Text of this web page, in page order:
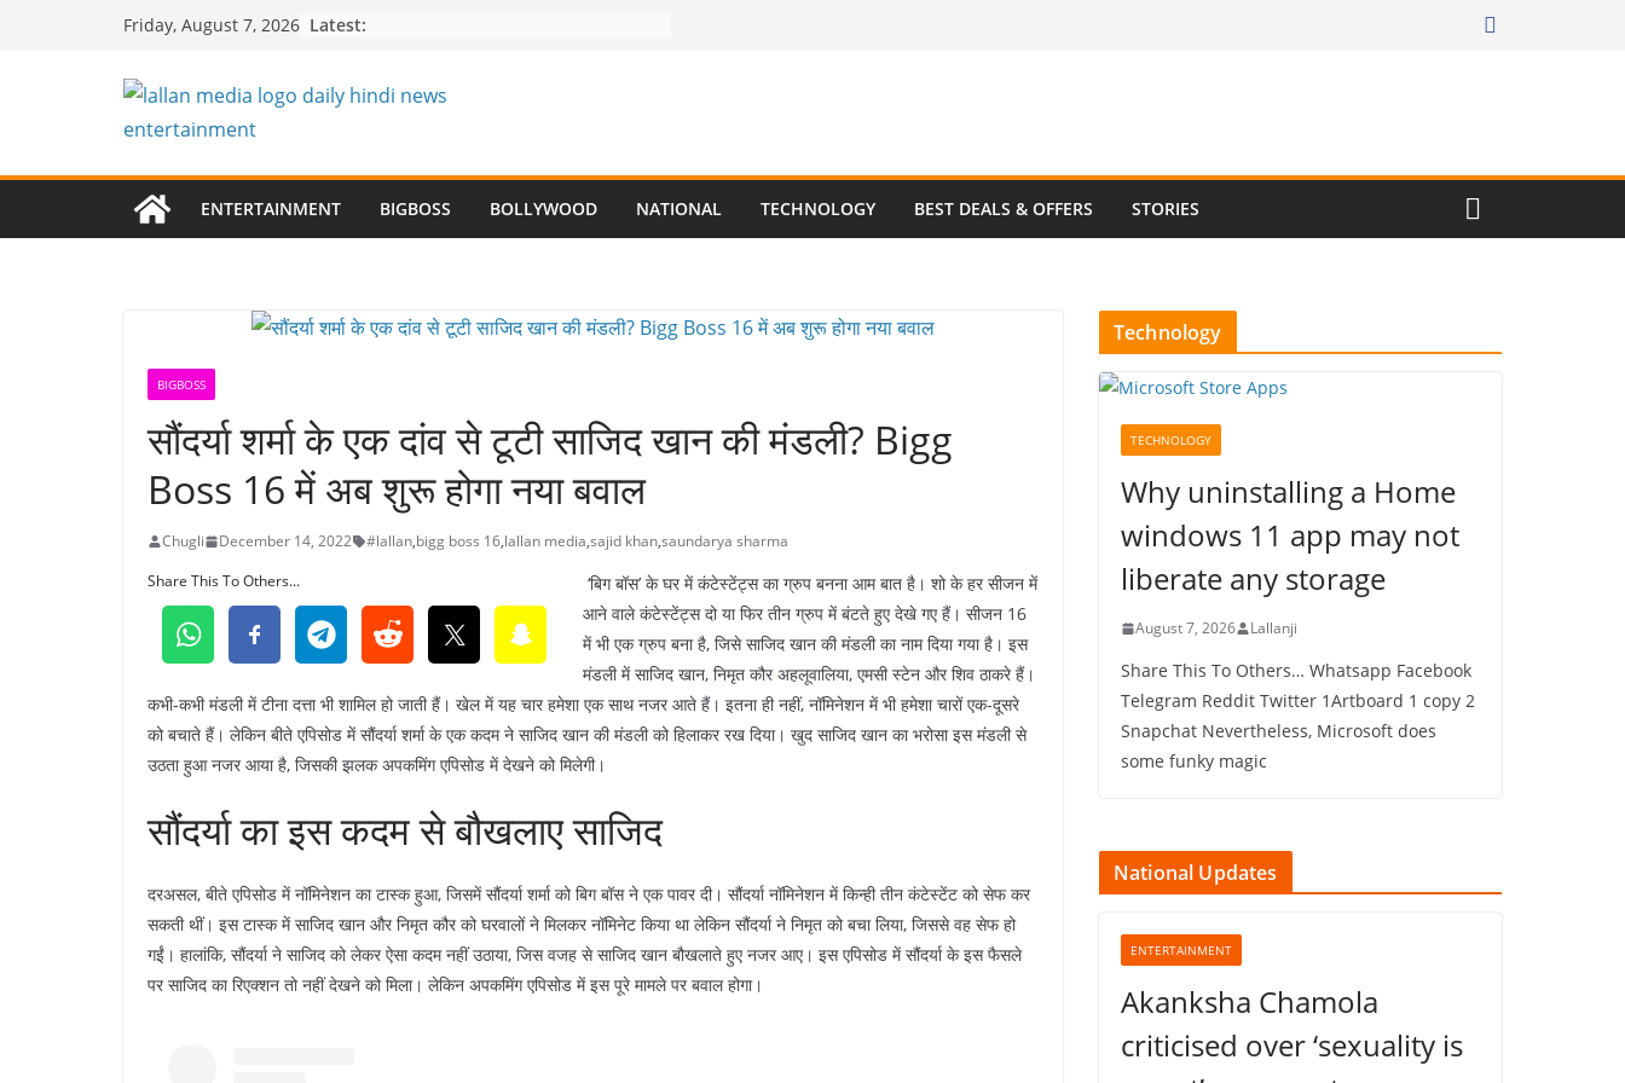
Friday, August 7, 2026 Latest:
ENTERTAINMENT BIGBOSS BOLLYWOOD NATIONAL TECHNOLOGY BEST DEALS & OFFERS STORIES
BIGBOSS
सौंदर्या शर्मा के एक दांव से टूटी साजिद खान की मंडली? Bigg
Boss 16 में अब शुरू होगा नया बवाल
Chugli December 14, 2022 #lallan,bigg boss 16,lallan media,sajid khan,saundarya sharma
Share This To Others...
‘बिग बॉस’ के घर में कंटेस्टेंट्स का ग्रुप बनना आम बात है। शो के हर सीजन में
आने वाले कंटेस्टेंट्स दो या फिर तीन ग्रुप में बंटते हुए देखे गए हैं। सीजन 16
में भी एक ग्रुप बना है, जिसे साजिद खान की मंडली का नाम दिया गया है। इस
मंडली में साजिद खान, निमृत कौर अहलूवालिया, एमसी स्टेन और शिव ठाकरे हैं।
कभी-कभी मंडली में टीना दत्ता भी शामिल हो जाती हैं। खेल में यह चार हमेशा एक साथ नजर आते हैं। इतना ही नहीं, नॉमिनेशन में भी हमेशा चारों एक-दूसरे
को बचाते हैं। लेकिन बीते एपिसोड में सौंदर्या शर्मा के एक कदम ने साजिद खान की मंडली को हिलाकर रख दिया। खुद साजिद खान का भरोसा इस मंडली से
उठता हुआ नजर आया है, जिसकी झलक अपकमिंग एपिसोड में देखने को मिलेगी।
सौंदर्या का इस कदम से बौखलाए साजिद
दरअसल, बीते एपिसोड में नॉमिनेशन का टास्क हुआ, जिसमें सौंदर्या शर्मा को बिग बॉस ने एक पावर दी। सौंदर्या नॉमिनेशन में किन्ही तीन कंटेस्टेंट को सेफ कर
सकती थीं। इस टास्क में साजिद खान और निमृत कौर को घरवालों ने मिलकर नॉमिनेट किया था लेकिन सौंदर्या ने निमृत को बचा लिया, जिससे वह सेफ हो
गईं। हालांकि, सौंदर्या ने साजिद को लेकर ऐसा कदम नहीं उठाया, जिस वजह से साजिद खान बौखलाते हुए नजर आए। इस एपिसोड में सौंदर्या के इस फैसले
पर साजिद का रिएक्शन तो नहीं देखने को मिला। लेकिन अपकमिंग एपिसोड में इस पूरे मामले पर बवाल होगा।
Technology
TECHNOLOGY
Why uninstalling a Home
windows 11 app may not
liberate any storage
August 7, 2026 Lallanji
Share This To Others… Whatsapp Facebook
Telegram Reddit Twitter 1Artboard 1 copy 2
Snapchat Nevertheless, Microsoft does
some funky magic
National Updates
ENTERTAINMENT
Akanksha Chamola
criticised over ‘sexuality is